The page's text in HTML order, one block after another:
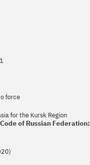
force
for the Kursk Region
of Russian Federation: